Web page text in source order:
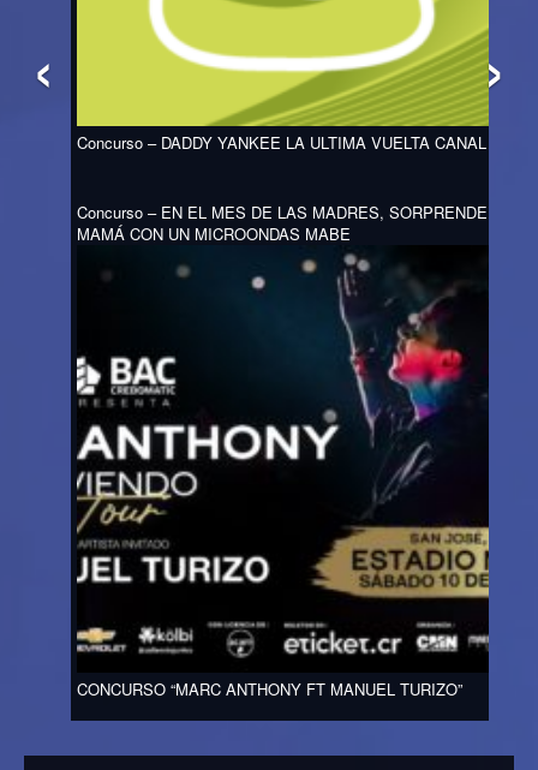
Concurso – DADDY YANKEE LA ULTIMA VUELTA CANAL 2
Concurso – EN EL MES DE LAS MADRES, SORPRENDE A
MAMÁ CON UN MICROONDAS MABE
CONCURSO “MARC ANTHONY FT MANUEL TURIZO”
‹ ›